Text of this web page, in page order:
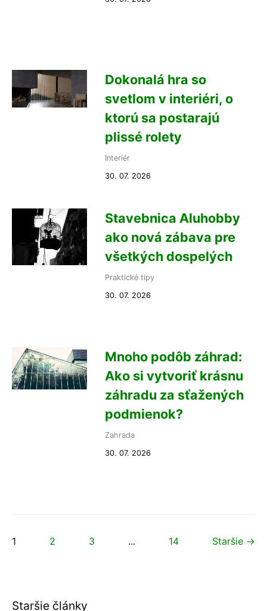
Dokonalá hra so
svetlom v interiéri, o
ktorú sa postarajú
plissé rolety
Interiér
30. 07. 2026
Stavebnica Aluhobby
ako nová zábava pre
všetkých dospelých
Praktické tipy
30. 07. 2026
Mnoho podôb záhrad:
Ako si vytvoriť krásnu
záhradu za sťažených
podmienok?
Zahrada
30. 07. 2026
1 2 3 ... 14 Staršie →
Staršie články